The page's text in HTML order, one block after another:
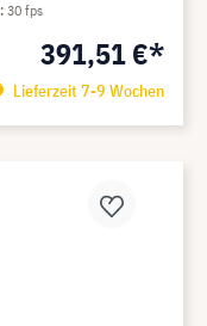
391,51 €*
Lieferzeit 7-9 Wochen
30 fps